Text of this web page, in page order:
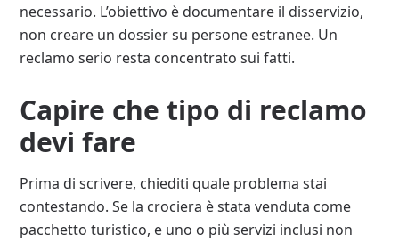
necessario. L’obiettivo è documentare il disservizio,
non creare un dossier su persone estranee. Un
reclamo serio resta concentrato sui fatti.
Capire che tipo di reclamo
devi fare
Prima di scrivere, chiediti quale problema stai
contestando. Se la crociera è stata venduta come
pacchetto turistico, e uno o più servizi inclusi non